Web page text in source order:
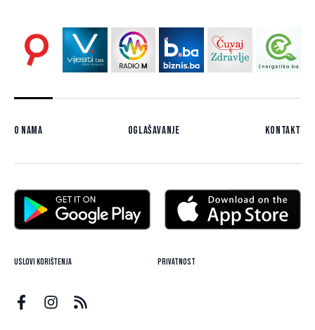
O nama Oglašavanje Kontakt
Uslovi korištenja Privatnost